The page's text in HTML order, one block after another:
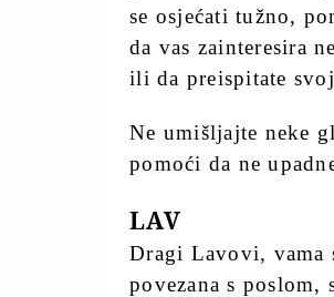
se osjećati tužno,
da vas zainteresira
ili da preispitate
Ne umišljajte neke
pomoći da ne
LAV
Dragi Lavovi, vama
povezana s